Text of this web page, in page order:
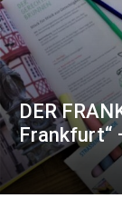
DER
Frankfurt“